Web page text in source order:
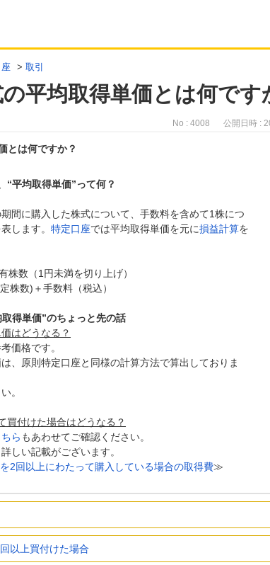
> 取引
平均取得単価とは何です
No : 4008 公開日時 :
とは何ですか？
“平均取得単価”って何？
間に購入した株式について、手数料を含めて1株につ
します。特定口座では平均取得単価を元に損益計算を
株数（1円未満を切り上げ）
数)＋手数料（税込）
得単価”のちょっと先の話
はどうなる？
価格です。
、原則特定口座と同様の計算方法で算出しておりま
。
買付けた場合はどうなる？
ちら もあわせてご確認ください。
しい記載がございます。
2回以上にわたって購入している場合の取得費≫
以上買付けた場合